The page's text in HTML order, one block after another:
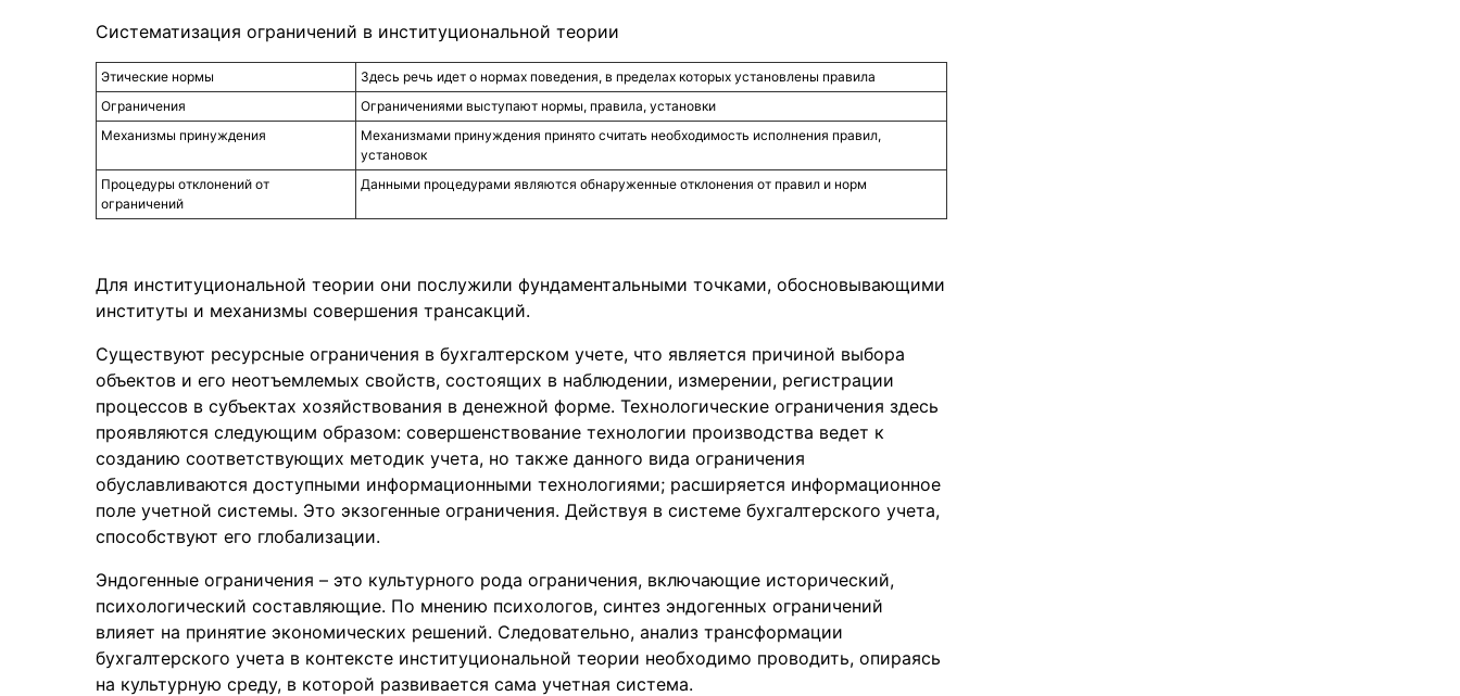
Систематизация ограничений в институциональной теории
Этические нормы
Здесь речь идет о нормах поведения, в пределах которых установлены правила
Ограничения
Ограничениями выступают нормы, правила, установки
Механизмы принуждения
Механизмами принуждения принято считать необходимость исполнения правил,
установок
Процедуры отклонений от
ограничений
Данными процедурами являются обнаруженные отклонения от правил и норм
Для институциональной теории они послужили фундаментальными точками, обосновывающими
институты и механизмы совершения трансакций.
Существуют ресурсные ограничения в бухгалтерском учете, что является причиной выбора
объектов и его неотъемлемых свойств, состоящих в наблюдении, измерении, регистрации
процессов в субъектах хозяйствования в денежной форме. Технологические ограничения здесь
проявляются следующим образом: совершенствование технологии производства ведет к
созданию соответствующих методик учета, но также данного вида ограничения
обуславливаются доступными информационными технологиями; расширяется информационное
поле учетной системы. Это экзогенные ограничения. Действуя в системе бухгалтерского учета,
способствуют его глобализации.
Эндогенные ограничения – это культурного рода ограничения, включающие исторический,
психологический составляющие. По мнению психологов, синтез эндогенных ограничений
влияет на принятие экономических решений. Следовательно, анализ трансформации
бухгалтерского учета в контексте институциональной теории необходимо проводить, опираясь
на культурную среду, в которой развивается сама учетная система.